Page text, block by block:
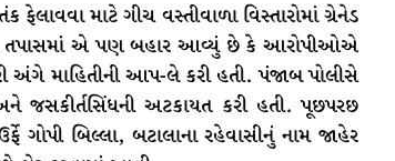
માટે ગીચ વસ્તીવાળા વિસ્તારોમાં ગ્રેનેડ
તપાસમાં એ પણ બહાર આવ્યું છે કે આરોપીઓએ
અંગે માહિતીની આપ-લે કરી હતી. પંજાબ પોલીસે
જસકીર્તસિંધની અટકાયત કરી હતી. પૂછપરછ
ગોપી બિલ્લા, બટાલાના રહેવાસીનું નામ જાહેર